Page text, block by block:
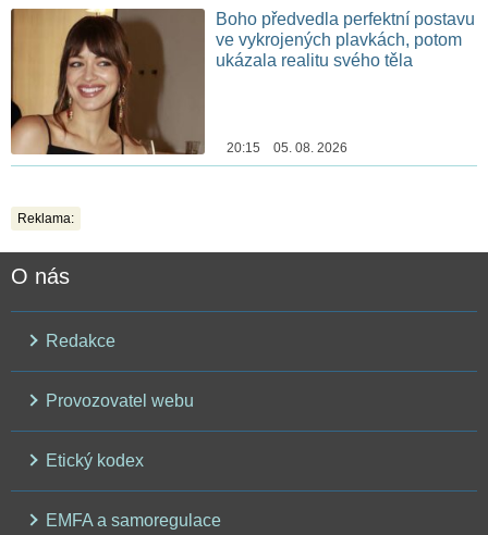
Boho předvedla perfektní postavu
ve vykrojených plavkách, potom
ukázala realitu svého těla
20:15 05. 08. 2026
Reklama:
O nás
Redakce
Provozovatel webu
Etický kodex
EMFA a samoregulace